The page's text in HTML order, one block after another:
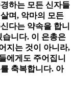
하는 모든 신자들
며, 악마의 모든
다는 약속을 합니
니다. 이 은총은
지는 것이 아니라,
에게도 주어집니
축복합니다. 아